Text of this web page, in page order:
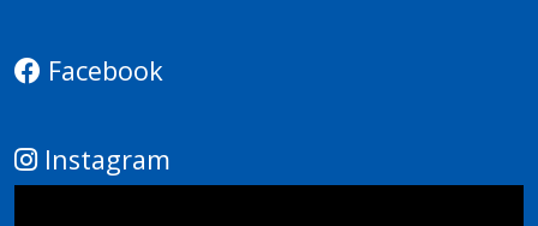
Facebook
Instagram